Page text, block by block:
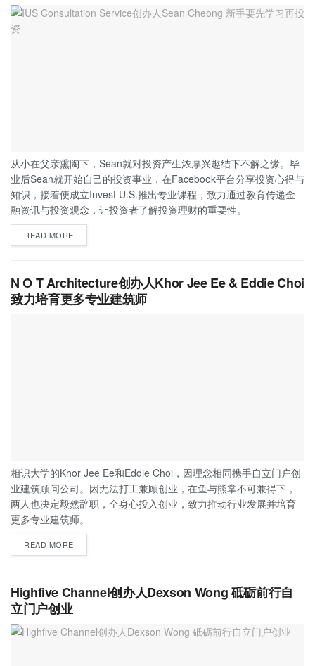
从小在父亲熏陶下，Sean就对投资产生浓厚兴趣结下不解之缘。毕
业后Sean就开始自己的投资事业，在Facebook平台分享投资心得与
知识，接着便成立Invest U.S.推出专业课程，致力通过教育传递金
融资讯与投资观念，让投资者了解投资理财的重要性。
READ MORE
N O T Architecture创办人Khor Jee Ee & Eddie Choi
致力培育更多专业建筑师
相识大学的Khor Jee Ee和Eddie Choi，因理念相同携手自立门户创
业建筑顾问公司。因无法打工兼顾创业，在鱼与熊掌不可兼得下，
两人也决定毅然辞职，全身心投入创业，致力推动行业发展并培育
更多专业建筑师。
READ MORE
Highfive Channel创办人Dexson Wong 砥砺前行自
立门户创业